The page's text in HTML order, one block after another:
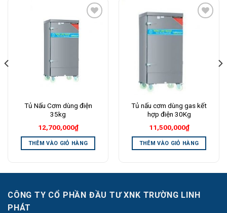
Tủ Nấu Cơm dùng điện
35kg
12,700,000₫
THÊM VÀO GIỎ HÀNG
Tủ nấu cơm dùng gas kết
hợp điện 30Kg
11,500,000₫
THÊM VÀO GIỎ HÀNG
CÔNG TY CỔ PHẦN ĐẦU TƯ XNK TRƯỜNG LINH
PHÁT